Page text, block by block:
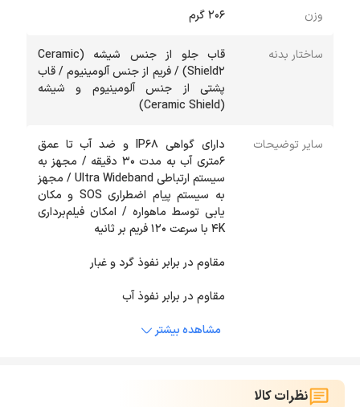
وزن ۲۰۶ گرم
ساختار بدنه
قاب جلو از جنس شیشه (Ceramic
Shield۲) / فریم از جنس آلومینیوم / قاب
پشتی از جنس آلومینیوم و شیشه
(Ceramic Shield)
سایر توضیحات
دارای گواهی IP۶۸ و ضد آب تا عمق
۶متری آب به مدت ۳۰ دقیقه / مجهز به
سیستم ارتباطی Ultra Wideband / مجهز
به سیستم پیام اضطراری SOS و مکان
یابی توسط ماهواره / امکان فیلم‌برداری
مقاوم در برابر نفوذ آب
مشاهده بیشتر
نظرات کالا